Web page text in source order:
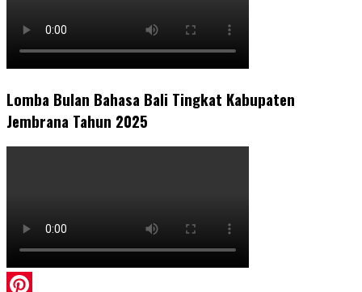
Lomba Bulan Bahasa Bali Tingkat Kabupaten
Jembrana Tahun 2025